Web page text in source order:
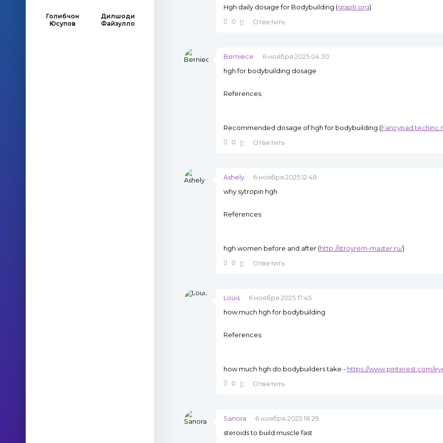
Голибчон
Юсупов
Дилшоди
Файзулло
Hgh daily dosage for Bodybuilding (graph.org)
0
Ответить
Berniece
6 ноября 2025 04:30
hgh for bodybuilding dosage
References:
Recommended dosage of hgh for bodybuilding (
0
Ответить
Ashely
6 ноября 2025 12:48
why sytropin hgh
References:
hgh women before and after (http://stroyrem-master.ru/)
0
Ответить
Louis
6 ноября 2025 17:45
how much hgh for bodybuilding
References:
how much hgh do bodybuilders take - https://www.pinterest.com/
0
Ответить
Sanora
6 ноября 2025 18:29
steroids to build muscle fast